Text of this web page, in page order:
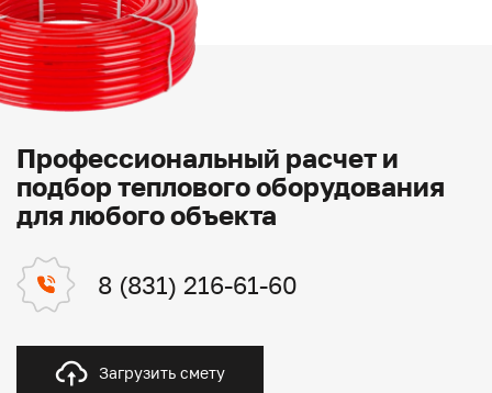
Профессиональный расчет и
подбор теплового оборудования
для любого объекта
8 (831) 216-61-60
Загрузить смету